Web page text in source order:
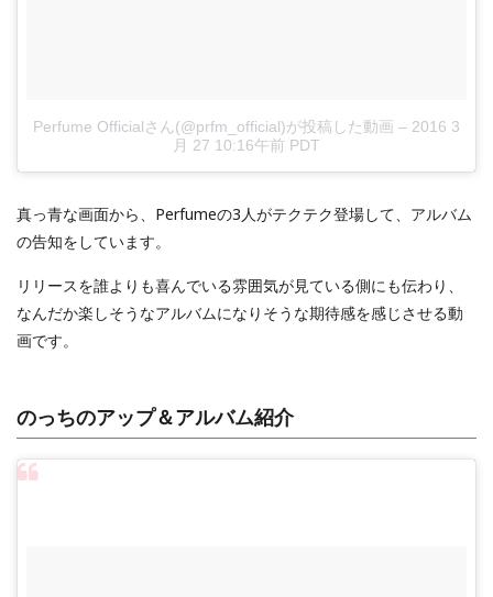
Perfume Officialさん(@prfm_official)が投稿した動画 – 2016 3
月 27 10:16午前 PDT
真っ青な画面から、Perfumeの3人がテクテク登場して、アルバム
の告知をしています。
リリースを誰よりも喜んでいる雰囲気が見ている側にも伝わり、
なんだか楽しそうなアルバムになりそうな期待感を感じさせる動
画です。
のっちのアップ＆アルバム紹介